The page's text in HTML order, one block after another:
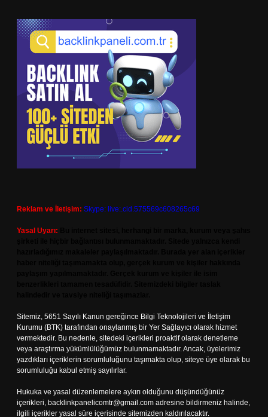
Reklam ve İletişim: Skype: live:.cid.575569c608265c69
Yasal Uyarı:
Sitemiz, 5651 Sayılı Kanun gereğince Bilgi Teknolojileri ve İletişim
Kurumu (BTK) tarafından onaylanmış bir Yer Sağlayıcı olarak hizmet
vermektedir. Bu nedenle, sitedeki içerikleri proaktif olarak denetleme
veya araştırma yükümlülüğümüz bulunmamaktadır. Ancak, üyelerimiz
yazdıkları içeriklerin sorumluluğunu taşımakta olup, siteye üye olarak bu
sorumluluğu kabul etmiş sayılırlar.
Hukuka ve yasal düzenlemelere aykırı olduğunu düşündüğünüz
içerikleri, backlinkpanelicomtr@gmail.com adresine bildirmeniz halinde,
ilgili içerikler yasal süre içerisinde sitemizden kaldırılacaktır.